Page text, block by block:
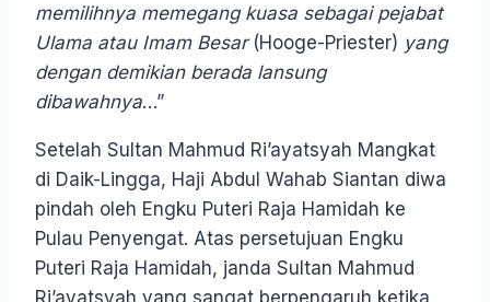
memilihnya memegang kuasa sebagai pejabat
Ulama atau Imam Besar(Hooge-Priester) yang
dengan demikian berada lansung
dibawahnya…”
Setelah Sultan Mahmud Ri’ayatsyah Mangkat
di Daik-Lingga, Haji Abdul Wahab Siantan diwa
pindah oleh Engku Puteri Raja Hamidah ke
Pulau Penyengat. Atas persetujuan Engku
Puteri Raja Hamidah, janda Sultan Mahmud